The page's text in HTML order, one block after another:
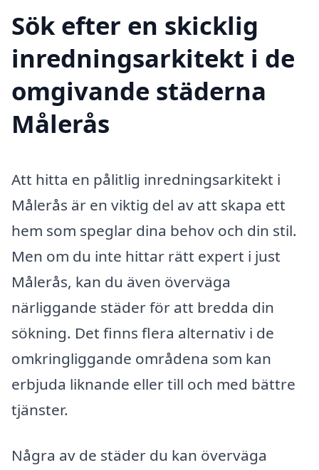
Sök efter en skicklig
inredningsarkitekt i de
omgivande städerna
Målerås
Att hitta en pålitlig inredningsarkitekt i
Målerås är en viktig del av att skapa ett
hem som speglar dina behov och din stil.
Men om du inte hittar rätt expert i just
Målerås, kan du även överväga
närliggande städer för att bredda din
sökning. Det finns flera alternativ i de
omkringliggande områdena som kan
erbjuda liknande eller till och med bättre
tjänster.
Några av de städer du kan överväga